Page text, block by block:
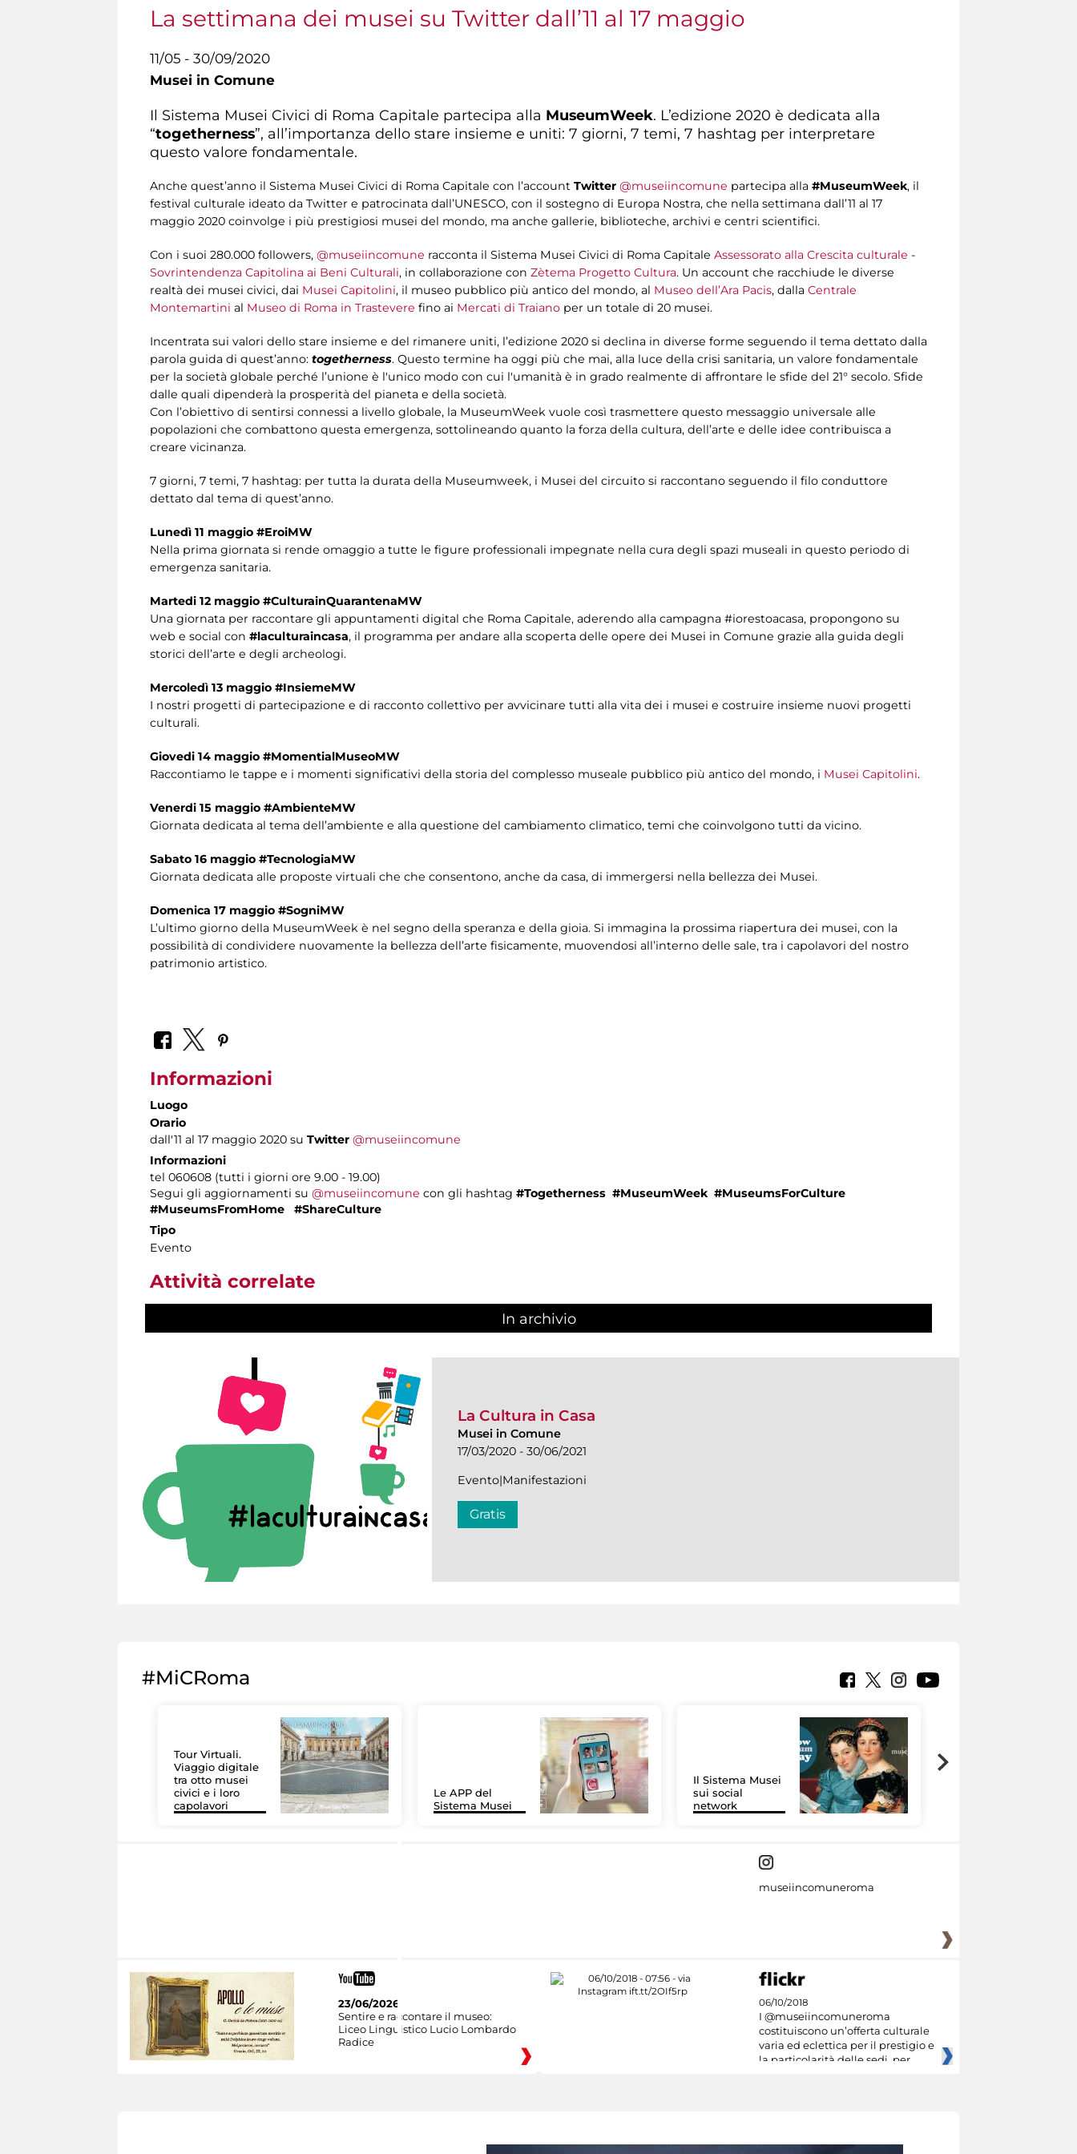
La settimana dei musei su Twitter dall’11 al 17 maggio
11/05 - 30/09/2020
Musei in Comune
Il Sistema Musei Civici di Roma Capitale partecipa alla MuseumWeek. L’edizione 2020 è dedicata alla
“togetherness”, all’importanza dello stare insieme e uniti: 7 giorni, 7 temi, 7 hashtag per interpretare
questo valore fondamentale.
Anche quest’anno il Sistema Musei Civici di Roma Capitale con l’account Twitter @museiincomune partecipa alla #MuseumWeek, il
festival culturale ideato da Twitter e patrocinata dall’UNESCO, con il sostegno di Europa Nostra, che nella settimana dall’11 al 17
maggio 2020 coinvolge i più prestigiosi musei del mondo, ma anche gallerie, biblioteche, archivi e centri scientifici.
Con i suoi 280.000 followers, @museiincomune racconta il Sistema Musei Civici di Roma Capitale Assessorato alla Crescita culturale -
Sovrintendenza Capitolina ai Beni Culturali, in collaborazione con Zètema Progetto Cultura. Un account che racchiude le diverse
realtà dei musei civici, dai Musei Capitolini, il museo pubblico più antico del mondo, al Museo dell’Ara Pacis, dalla Centrale
Montemartini al Museo di Roma in Trastevere fino ai Mercati di Traiano per un totale di 20 musei.
Incentrata sui valori dello stare insieme e del rimanere uniti, l’edizione 2020 si declina in diverse forme seguendo il tema dettato dalla
parola guida di quest’anno: togetherness. Questo termine ha oggi più che mai, alla luce della crisi sanitaria, un valore fondamentale
per la società globale perché l’unione è l'unico modo con cui l'umanità è in grado realmente di affrontare le sfide del 21° secolo. Sfide
dalle quali dipenderà la prosperità del pianeta e della società.
Con l’obiettivo di sentirsi connessi a livello globale, la MuseumWeek vuole così trasmettere questo messaggio universale alle
popolazioni che combattono questa emergenza, sottolineando quanto la forza della cultura, dell’arte e delle idee contribuisca a
creare vicinanza.
7 giorni, 7 temi, 7 hashtag: per tutta la durata della Museumweek, i Musei del circuito si raccontano seguendo il filo conduttore
dettato dal tema di quest’anno.
Lunedì 11 maggio #EroiMW
Nella prima giornata si rende omaggio a tutte le figure professionali impegnate nella cura degli spazi museali in questo periodo di
emergenza sanitaria.
Martedi 12 maggio #CulturainQuarantenaMW
Una giornata per raccontare gli appuntamenti digital che Roma Capitale, aderendo alla campagna #iorestoacasa, propongono su
web e social con #laculturaincasa, il programma per andare alla scoperta delle opere dei Musei in Comune grazie alla guida degli
storici dell’arte e degli archeologi.
Mercoledì 13 maggio #InsiemeMW
I nostri progetti di partecipazione e di racconto collettivo per avvicinare tutti alla vita dei i musei e costruire insieme nuovi progetti
culturali.
Giovedi 14 maggio #MomentialMuseoMW
Raccontiamo le tappe e i momenti significativi della storia del complesso museale pubblico più antico del mondo, i Musei Capitolini.
Venerdi 15 maggio #AmbienteMW
Giornata dedicata al tema dell’ambiente e alla questione del cambiamento climatico, temi che coinvolgono tutti da vicino.
Sabato 16 maggio #TecnologiaMW
Giornata dedicata alle proposte virtuali che che consentono, anche da casa, di immergersi nella bellezza dei Musei.
Domenica 17 maggio #SogniMW
L’ultimo giorno della MuseumWeek è nel segno della speranza e della gioia. Si immagina la prossima riapertura dei musei, con la
possibilità di condividere nuovamente la bellezza dell’arte fisicamente, muovendosi all’interno delle sale, tra i capolavori del nostro
patrimonio artistico.
Informazioni
Luogo
Orario
dall'11 al 17 maggio 2020 su Twitter @museiincomune
Informazioni
tel 060608 (tutti i giorni ore 9.00 - 19.00)
Segui gli aggiornamenti su @museiincomune con gli hashtag #Togetherness #MuseumWeek #MuseumsForCulture
#MuseumsFromHome #ShareCulture
Tipo
Evento
Attività correlate
In archivio
La Cultura in Casa
Musei in Comune
17/03/2020 - 30/06/2021
Evento|Manifestazioni
Gratis
#MiCRoma
Tour Virtuali.
Viaggio digitale
tra otto musei
civici e i loro
capolavori
Le APP del
Sistema Musei
Il Sistema Musei
sui social
network
museiincomuneroma
23/06/2026
Sentire e raccontare il museo:
Liceo Linguistico Lucio Lombardo
Radice
06/10/2018
I @museiincomuneroma
costituiscono un’offerta culturale
varia ed eclettica per il prestigio e
la particolarità delle sedi, per